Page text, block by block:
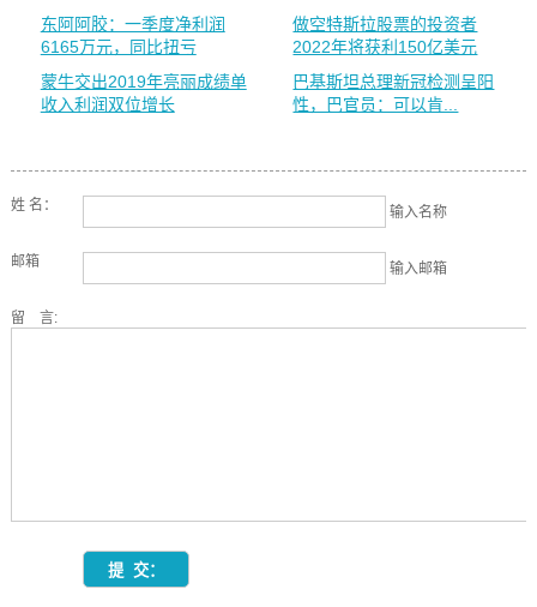
东阿阿胶：一季度净利润
6165万元，同比扭亏
做空特斯拉股票的投资者
2022年将获利150亿美元
蒙牛交出2019年亮丽成绩单
收入利润双位增长
巴基斯坦总理新冠检测呈阳
性，巴官员：可以肯...
姓 名： 输入名称
邮箱 输入邮箱
留 言: